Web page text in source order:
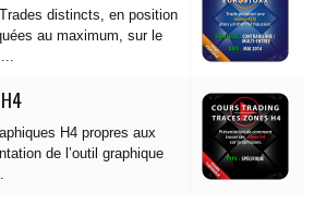
distincts, en position
au maximum, sur le
H4 propres aux
de l’outil graphique